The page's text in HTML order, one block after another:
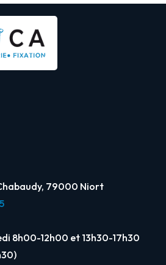
79000 Niort
8h00-12h00 et 13h30-17h30